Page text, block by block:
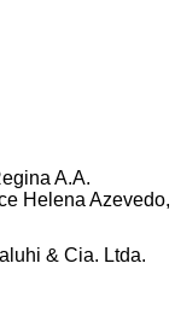
A.A.
Helena Azevedo,
& Cia. Ltda.